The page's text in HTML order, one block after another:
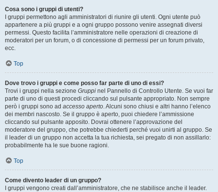
Cosa sono i gruppi di utenti?
I gruppi permettono agli amministratori di riunire gli utenti. Ogni utente può
appartenere a più gruppi e a ogni gruppo possono venire assegnati diversi
permessi. Questo facilita l’amministratore nelle operazioni di creazione di
moderatori per un forum, o di concessione di permessi per un forum privato,
ecc.
Top
Dove trovo i gruppi e come posso far parte di uno di essi?
Trovi i gruppi nella sezione Gruppi nel Pannello di Controllo Utente. Se vuoi far
parte di uno di questi procedi cliccando sul pulsante appropriato. Non sempre
però i gruppi sono ad accesso aperto. Alcuni sono chiusi e altri hanno l’elenco
dei membri nascosto. Se il gruppo è aperto, puoi chiedere l’ammissione
cliccando sul pulsante apposito. Dovrai ottenere l’approvazione del
moderatore del gruppo, che potrebbe chiederti perché vuoi unirti al gruppo. Se
il leader di un gruppo non accetta la tua richiesta, sei pregato di non assillarlo:
probabilmente ha le sue buone ragioni.
Top
Come divento leader di un gruppo?
I gruppi vengono creati dall’amministratore, che ne stabilisce anche il leader.